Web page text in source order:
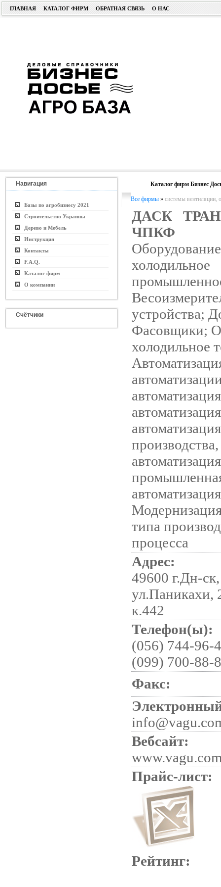
ГЛАВНАЯ КАТАЛОГ ФИРМ ОБРАТНАЯ СВЯЗЬ О НАС
Навигация
Базы по агробизнесу 2021
Строительство Украины
Дерево и Мебель
Инструкция
Контакты
F.A.Q.
Каталог фирм
О компании
Счётчики
Каталог фирм Бизнес
Все фирмы » системы вентиляции,
ДАСК
ЧПКФ
Оборудование
холодильное
устройства;
Фасовщики;
холодильное
автоматизация
производства,
типа
процесса
Адрес:
49600 г.Дн-ск,
ул.Паникахи,
к.442
Телефон(ы):
(056) 744-96-
(099) 700-88-
Факс:
Вебсайт:
Прайс-лист:
Рейтинг: